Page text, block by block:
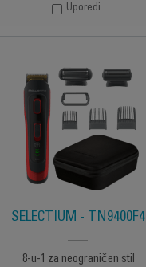
Uporedi
SELECTIUM - TN9400F4
8-u-1 za neograničen stil